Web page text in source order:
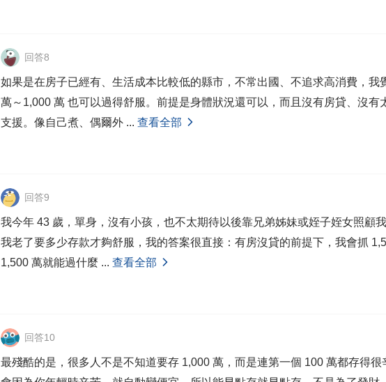
回答8
如果是在房子已經有、生活成本比較低的縣市，不常出國、不追求高消費，我
萬～1,000 萬 也可以過得舒服。前提是身體狀況還可以，而且沒有房貸、沒有
支援。像自己煮、偶爾外 ... 查看全部
回答9
我今年 43 歲，單身，沒有小孩，也不太期待以後靠兄弟姊妹或姪子姪女照顧
我老了要多少存款才夠舒服，我的答案很直接：有房沒貸的前提下，我會抓
1,500 萬就能過什麼 ... 查看全部
回答10
最殘酷的是，很多人不是不知道要存 1,000 萬，而是連第一個 100 萬都存得很